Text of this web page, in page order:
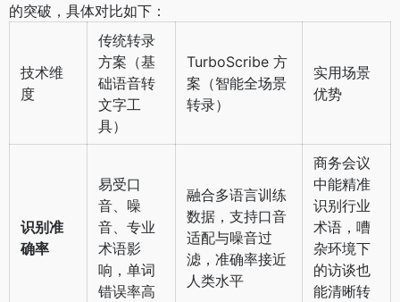
的突破，具体对比如下：
技术维
度
传统转录
方案（基
础语音转
文字工
具）
TurboScribe 方
案（智能全场景
转录）
实用场景
优势
识别准
确率
易受口
音、噪
音、专业
术语影
响，单词
错误率高
融合多语言训练
数据，支持口音
适配与噪音过
滤，准确率接近
人类水平
商务会议
中能精准
识别行业
术语，嘈
杂环境下
的访谈也
能清晰转